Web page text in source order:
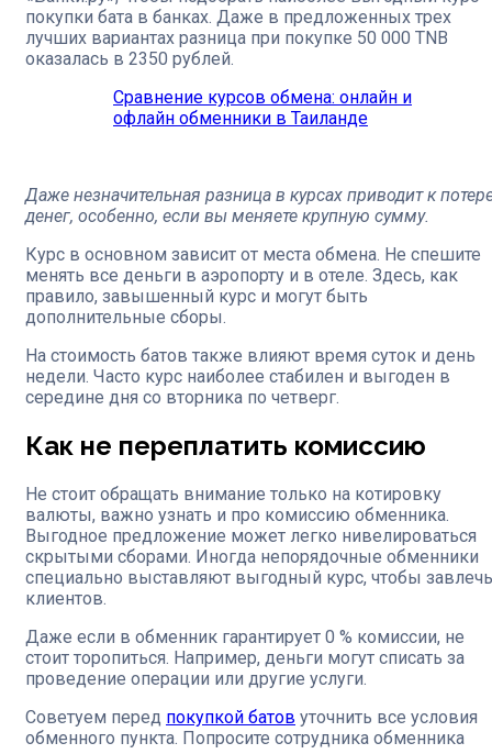
покупки бата в банках. Даже в предложенных трех
лучших вариантах разница при покупке 50 000 TNB
оказалась в 2350 рублей.
Сравнение курсов обмена: онлайн и
офлайн обменники в Таиланде
Даже незначительная разница в курсах приводит к
денег, особенно, если вы меняете крупную сумму.
Курс в основном зависит от места обмена. Не спешите
менять все деньги в аэропорту и в отеле. Здесь, как
правило, завышенный курс и могут быть
дополнительные сборы.
На стоимость батов также влияют время суток и день
недели. Часто курс наиболее стабилен и выгоден в
середине дня со вторника по четверг.
Как не переплатить комиссию
Не стоит обращать внимание только на котировку
валюты, важно узнать и про комиссию обменника.
Выгодное предложение может легко нивелироваться
скрытыми сборами. Иногда непорядочные обменники
специально выставляют выгодный курс, чтобы завлечь
клиентов.
Даже если в обменник гарантирует 0 % комиссии, не
стоит торопиться. Например, деньги могут списать за
проведение операции или другие услуги.
Советуем перед покупкой батов уточнить все условия
обменного пункта. Попросите сотрудника обменника